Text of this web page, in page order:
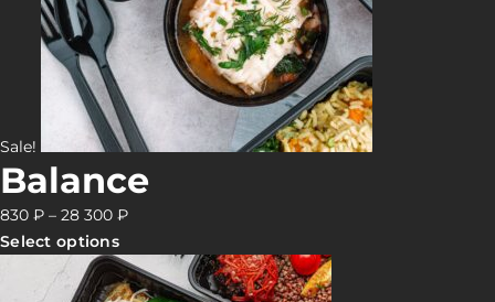
Sale!
Balance
830 ₽ – 28 300 ₽
Select options